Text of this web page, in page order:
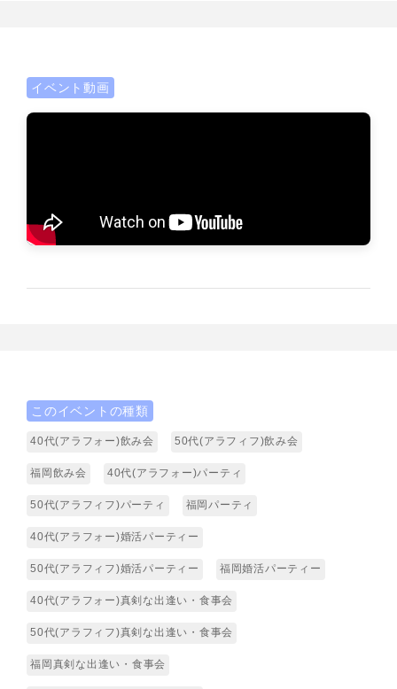
イベント動画
このイベントの種類
40代(アラフォー)飲み会 50代(アラフィフ)飲み会
福岡飲み会 40代(アラフォー)パーティ
50代(アラフィフ)パーティ 福岡パーティ
40代(アラフォー)婚活パーティー
50代(アラフィフ)婚活パーティー 福岡婚活パーティー
40代(アラフォー)真剣な出逢い・食事会
50代(アラフィフ)真剣な出逢い・食事会
福岡真剣な出逢い・食事会